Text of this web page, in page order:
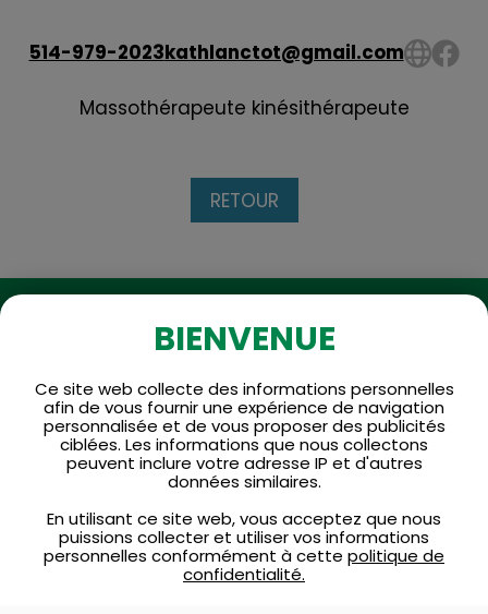
514-979-2023kathlanctot@gmail.com
Massothérapeute kinésithérapeute
RETOUR
Vous avez des
questions
ou des commentaires ?
Questions fréquemment
posées
BIENVENUE
Ce site web collecte des informations personnelles
afin de vous fournir une expérience de navigation
personnalisée et de vous proposer des publicités
ciblées. Les informations que nous collectons
peuvent inclure votre adresse IP et d'autres
données similaires.
En utilisant ce site web, vous acceptez que nous
puissions collecter et utiliser vos informations
personnelles conformément à cette politique de
confidentialité.